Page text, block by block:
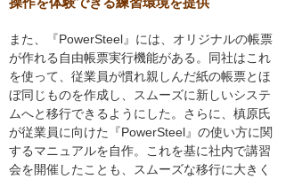
また、『PowerSteel』には、オリジナルの帳票
が作れる自由帳票実行機能がある。同社はこれ
を使って、従業員が慣れ親しんだ紙の帳票とほ
ぼ同じものを作成し、スムーズに新しいシステ
ムへと移行できるようにした。さらに、槙原氏
が従業員に向けた『PowerSteel』の使い方に関
するマニュアルを自作。これを基に社内で講習
会を開催したことも、スムーズな移行に大きく